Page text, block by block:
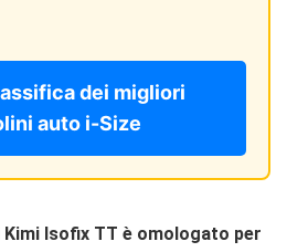
dei migliori
auto i-Size
Isofix TT è omologato per